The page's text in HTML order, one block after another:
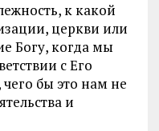
к какой
церкви или
Богу, когда мы
с Его
бы это нам не
и